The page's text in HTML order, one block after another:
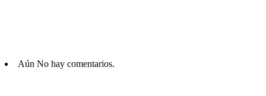
Aún No hay comentarios.